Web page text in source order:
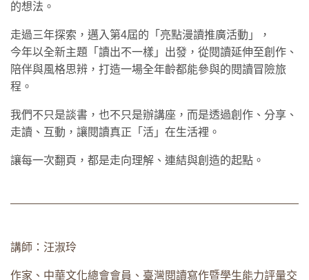
的想法。
走過三年探索，邁入第4屆的「亮點漫讀推廣活動」，
今年以全新主題「讀出不一樣」出發，從閱讀延伸至創作、
陪伴與風格思辨，打造一場全年齡都能參與的閱讀冒險旅
程。
我們不只是談書，也不只是辦講座，而是透過創作、分享、
走讀、互動，讓閱讀真正「活」在生活裡。
讓每一次翻頁，都是走向理解、連結與創造的起點。
講師：汪淑玲
作家、中華文化總會會員、臺灣閱讀寫作暨學生能力評量交